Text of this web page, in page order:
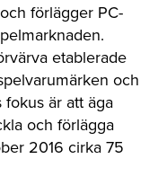
förlägger PC-
etablerade
och
är att äga
och förlägga
2016 cirka 75